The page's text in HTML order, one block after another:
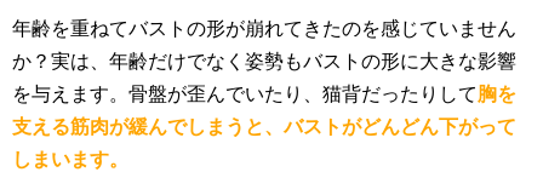
年齢を重ねてバストの形が崩れてきたのを感じていません
か？実は、年齢だけでなく姿勢もバストの形に大きな影響
を与えます。骨盤が歪んでいたり、猫背だったりして胸を
支える筋肉が緩んでしまうと、バストがどんどん下がって
しまいます。